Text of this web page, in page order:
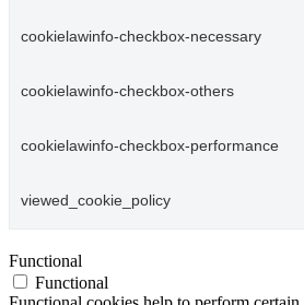
cookielawinfo-checkbox-necessary
cookielawinfo-checkbox-others
cookielawinfo-checkbox-performance
viewed_cookie_policy
Functional
Functional